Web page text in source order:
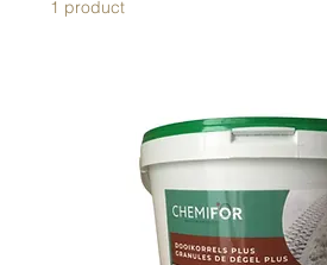
1 product